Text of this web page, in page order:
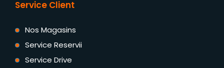
Service Client
Nos Magasins
Service Reservii
Service Drive